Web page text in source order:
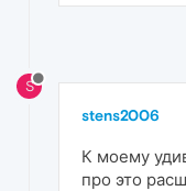
S
stens2006
К моему
про это